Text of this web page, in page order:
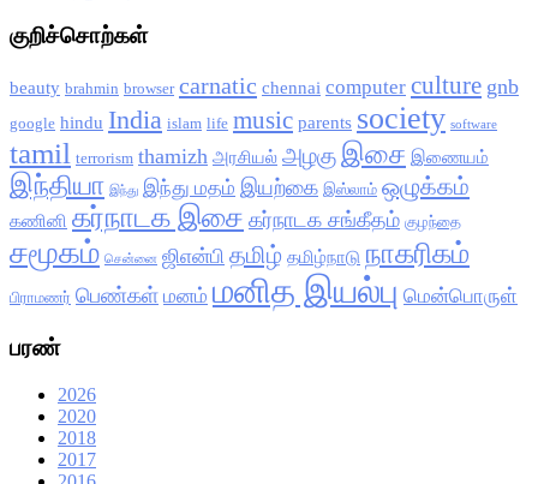
குறிச்சொற்கள்
beauty brahmin browser carnatic chennai computer culture gnb
google hindu India islam life music parents society software
tamil terrorism thamizh அரசியல் அழகுஇசை இணையம்
இந்தியா இந்து இந்து மதம் இயற்கை இஸ்லாம் ஒழுக்கம்
கணினி கர்நாடக இசை கர்நாடக சங்கீதம் குழந்தை
சமூகம் சென்னை ஜிஎன்பி தமிழ் தமிழ்நாடு நாகரிகம்
பிராமணர் பெண்கள் மனம் மனித இயல்பு மென்பொருள்
பரண்
2026
2020
2018
2017